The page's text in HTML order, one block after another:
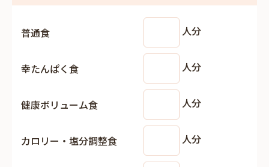
普通食 人分
幸たんぱく食 人分
健康ボリューム食 人分
カロリー・塩分調整食 人分